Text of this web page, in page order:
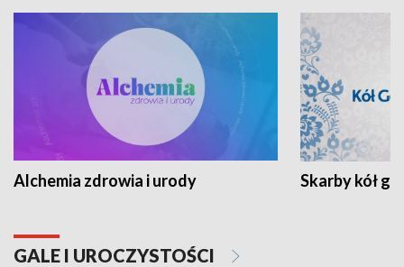
Alchemia zdrowia i urody Skarby kół
GALE I UROCZYSTOŚCI